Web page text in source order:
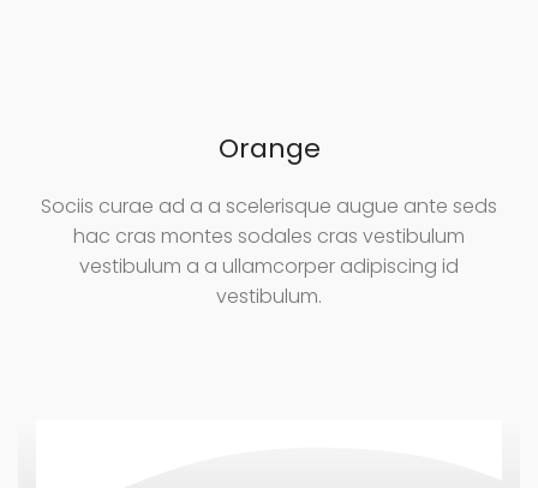
Orange
Sociis curae ad a a scelerisque augue ante seds
hac cras montes sodales cras vestibulum
vestibulum a a ullamcorper adipiscing id
vestibulum.